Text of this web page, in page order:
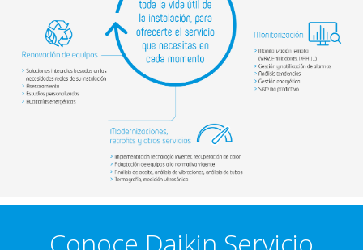
Conoce Daikin Servicio